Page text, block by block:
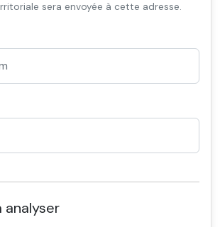
sera envoyée à cette adresse.
analyser